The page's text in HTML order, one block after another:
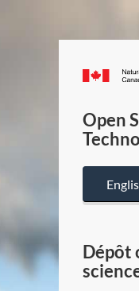
Open
Dépôt